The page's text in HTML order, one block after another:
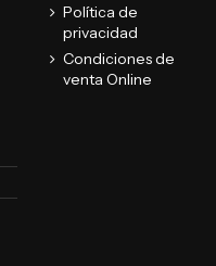
Política de
privacidad
Condiciones de
venta Online